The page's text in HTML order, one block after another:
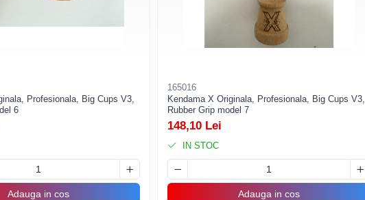
Profesionala, Big Cups V3,
6
Adauga in cos
165016
Kendama X Originala, Profesionala, Big Cups V3,
Rubber Grip model 7
148,10 Lei
IN STOC
Adauga in cos